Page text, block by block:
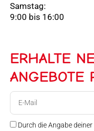
Samstag:
9:00 bis 16:00
ERHALTE
ANGEBOTE
Durch die Angabe